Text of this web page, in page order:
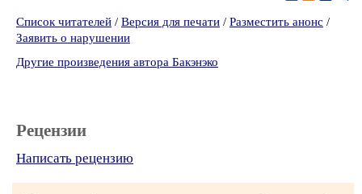
Список читателей / Версия для печати / Разместить анонс /
Заявить о нарушении
Другие произведения автора Бакэнэко
Рецензии
Написать рецензию